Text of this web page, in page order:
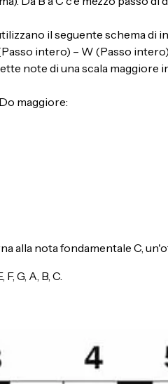
il seguente schema
intero) – W (Passo
note di una scala maggiore
maggiore:
alla nota fondamentale C,
G, A, B, C.